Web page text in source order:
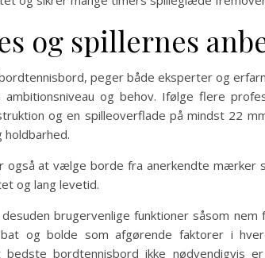
og spillernes
peger både eksperter og
og behov. Ifølge flere
og en spilleoverflade på mindst 22
også at vælge borde fra anerkendte mærker
og lang levetid.
brugervenlige funktioner såsom
og bolde som afgørende faktorer i
bordtennisbord ikke nødvendigvis